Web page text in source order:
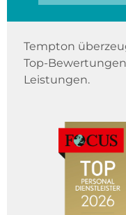
Tempton
Top-
Leistungen.